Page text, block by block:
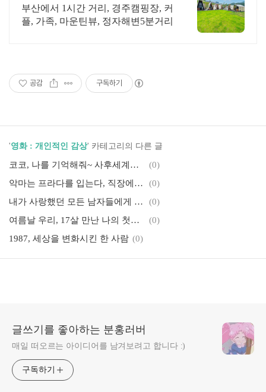
엔
부산에서 1시간 거리, 경주캠핑장, 커
플, 가족, 마운틴뷰, 정자해변5분거리
공감 구독하기
'영화 : 개인적인 감상' 카테고리의 다른 글
코코, 나를 기억해줘~ 사후세계가 존재한다면?
(0)
악마는 프라다를 입는다, 직장에서 살아남는 법
(0)
내가 사랑했던 모든 남자들에게 3, 나의 미래에 그남자가 있을까?
(0)
여름날 우리, 17살 만난 나의 첫사랑
(0)
1987, 세상을 변화시킨 한 사람 (0)
글쓰기를 좋아하는 분홍러버
매일 떠오르는 아이디어를 남겨보려고 합니다 :)
구독하기